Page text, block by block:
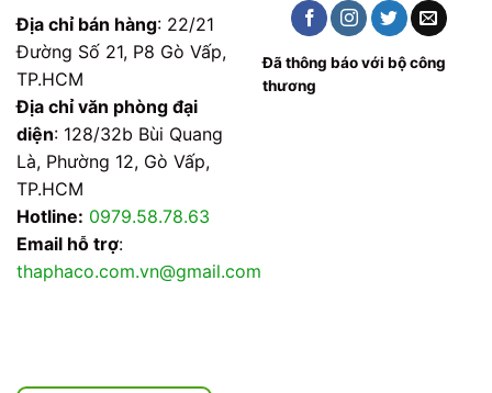
Địa chỉ bán hàng: 22/21
Đường Số 21, P8 Gò Vấp,
TP.HCM
Địa chỉ văn phòng đại
diện: 128/32b Bùi Quang
Là, Phường 12, Gò Vấp,
TP.HCM
Hotline: 0979.58.78.63
Email hỗ trợ:
thaphaco.com.vn@gmail.com
Đã thông báo với bộ công
thương